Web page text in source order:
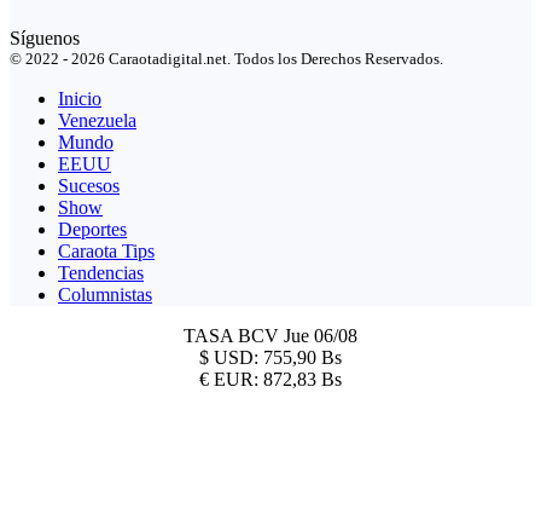
Síguenos
© 2022 - 2026 Caraotadigital.net. Todos los Derechos Reservados.
Inicio
Venezuela
Mundo
EEUU
Sucesos
Show
Deportes
Caraota Tips
Tendencias
Columnistas
TASA BCV Jue 06/08
$ USD: 755,90 Bs
€ EUR: 872,83 Bs